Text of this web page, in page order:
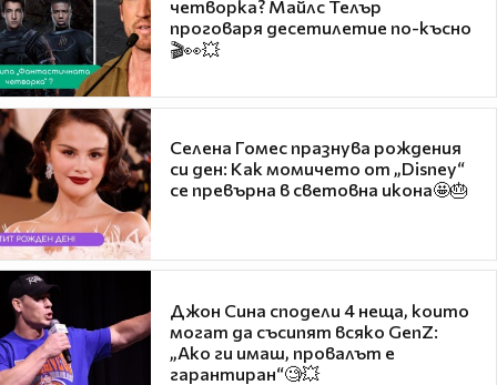
четворка? Майлс Телър
проговаря десетилетие по-късно
🎬👀💥
Селена Гомес празнува рождения
си ден: Как момичето от „Disney“
се превърна в световна икона🤩🎂
Джон Сина сподели 4 неща, които
могат да съсипят всяко GenZ:
„Ако ги имаш, провалът е
гарантиран“🧐💥